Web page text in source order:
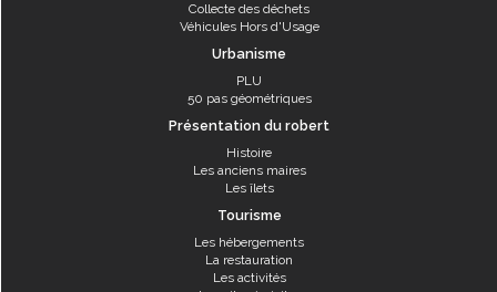
Collecte des déchets
Véhicules Hors d'Usage
Urbanisme
PLU
50 pas géométriques
Présentation du robert
Histoire
Les anciens maires
Les îlets
Tourisme
Les hébergements
La restauration
Les activités